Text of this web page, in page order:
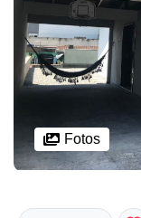
Fotos